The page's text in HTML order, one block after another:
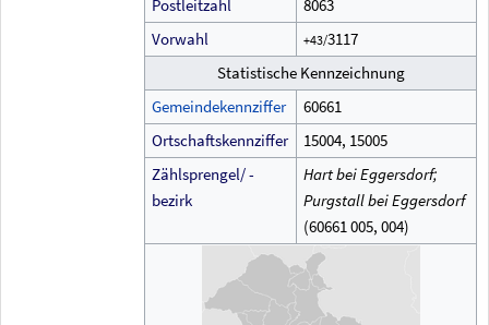
Postleitzahl
8063
Vorwahl
+43/3117
Statistische Kennzeichnung
Gemeindekennziffer
60661
Ortschaftskennziffer
15004, 15005
Zählsprengel/ -
bezirk
Hart bei Eggersdorf;
Purgstall bei Eggersdorf
(60661005, 004)